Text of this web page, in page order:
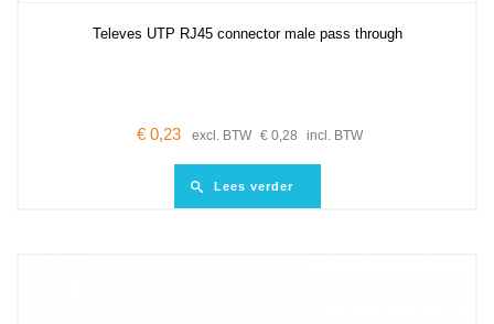
Televes UTP RJ45 connector male pass through
€ 0,23 excl. BTW € 0,28 incl. BTW
Lees verder